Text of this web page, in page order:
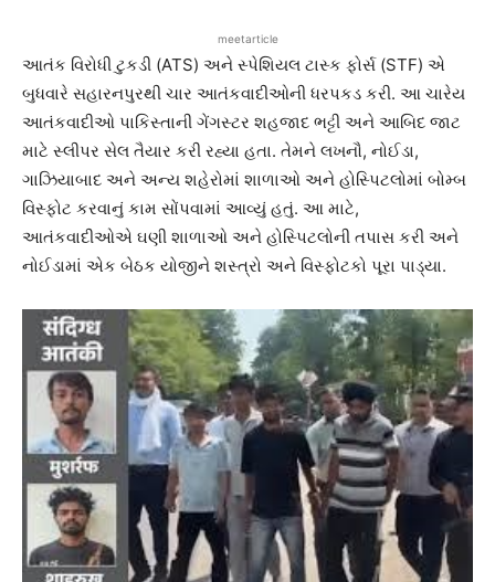
meetarticle
આતંક વિરોધી ટુકડી (ATS) અને સ્પેશિયલ ટાસ્ક ફોર્સ (STF) એ
બુધવારે સહારનપુરથી ચાર આતંકવાદીઓની ધરપકડ કરી. આ ચારેય
આતંકવાદીઓ પાકિસ્તાની ગેંગસ્ટર શહજાદ ભટ્ટી અને આબિદ જાટ
માટે સ્લીપર સેલ તૈયાર કરી રહ્યા હતા. તેમને લખનૌ, નોઈડા,
ગાઝિયાબાદ અને અન્ય શહેરોમાં શાળાઓ અને હોસ્પિટલોમાં બોમ્બ
વિસ્ફોટ કરવાનું કામ સોંપવામાં આવ્યું હતું. આ માટે,
આતંકવાદીઓએ ઘણી શાળાઓ અને હોસ્પિટલોની તપાસ કરી અને
નોઈડામાં એક બેઠક યોજીને શસ્ત્રો અને વિસ્ફોટકો પૂરા પાડ્યા.